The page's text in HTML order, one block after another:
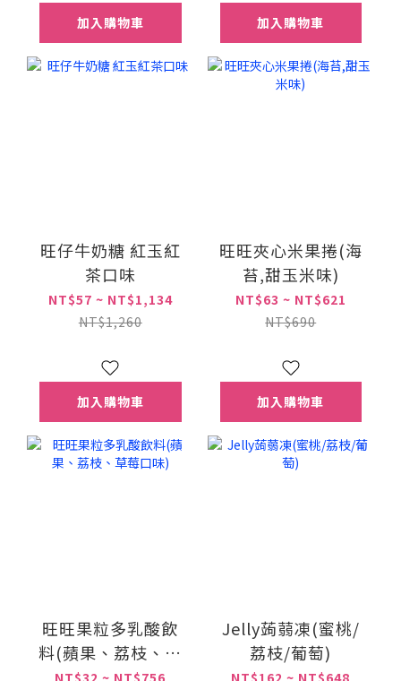
加入購物車 加入購物車
旺仔牛奶糖 紅玉紅
茶口味
NT$57 ~ NT$1,134
NT$1,260
加入購物車
旺旺夾心米果捲(海
苔,甜玉米味)
NT$63 ~ NT$621
NT$690
加入購物車
旺旺果粒多乳酸飲
料(蘋果、荔枝、草
Jelly蒟蒻凍(蜜桃/
荔枝/葡萄)